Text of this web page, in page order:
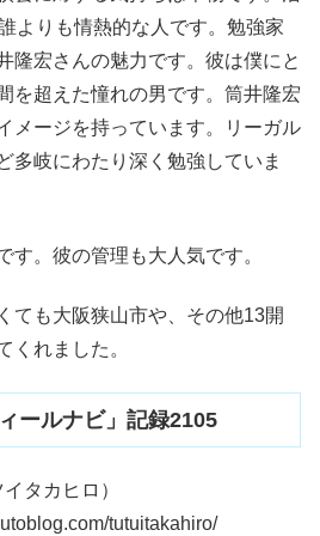
よりも情熱的な人です。勉強家
隆宏さんの魅力です。彼は僕にと
を超えた憧れの男です。筒井隆宏
メージを持っています。リーガル
多岐にわたり深く勉強していま
す。彼の管理も大人気です。
ても大阪狭山市や、その他13開
くれました。
ールナビ」記録2105
タカヒロ）
tutuitakahiro/